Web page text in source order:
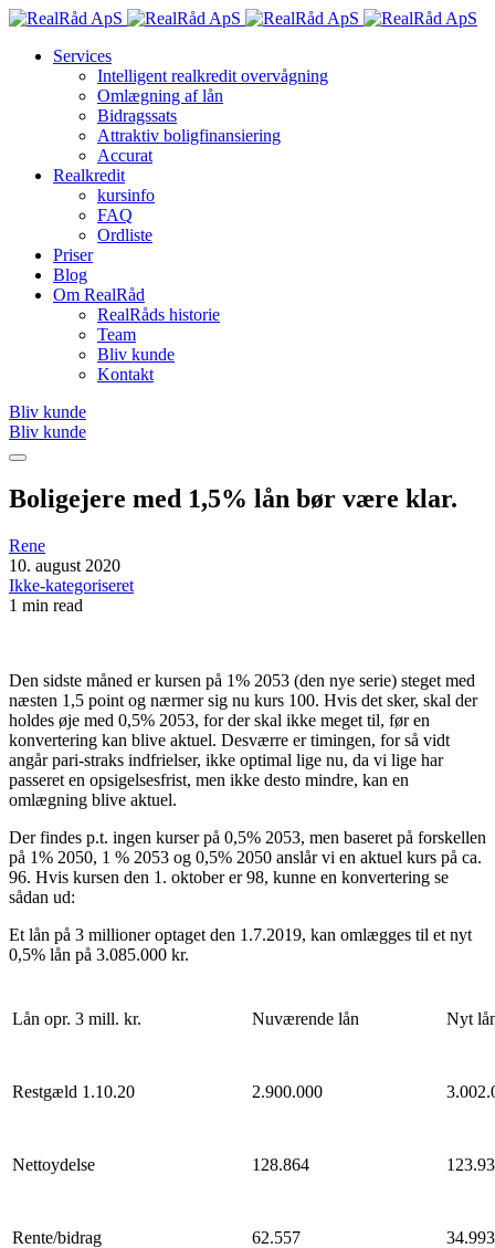
Services
Intelligent realkredit overvågning
Omlægning af lån
Bidragssats
Attraktiv boligfinansiering
Accurat
Realkredit
kursinfo
FAQ
Ordliste
Priser
Blog
Om RealRåd
RealRåds historie
Team
Bliv kunde
Kontakt
Bliv kunde
Bliv kunde
Boligejere med 1,5% lån bør være klar.
Rene
10. august 2020
Ikke-kategoriseret
1 min read
Den sidste måned er kursen på 1% 2053 (den nye serie) steget med
næsten 1,5 point og nærmer sig nu kurs 100. Hvis det sker, skal der
holdes øje med 0,5% 2053, for der skal ikke meget til, før en
konvertering kan blive aktuel. Desværre er timingen, for så vidt
angår pari-straks indfrielser, ikke optimal lige nu, da vi lige har
passeret en opsigelsesfrist, men ikke desto mindre, kan en
omlægning blive aktuel.
Der findes p.t. ingen kurser på 0,5% 2053, men baseret på forskellen
på 1% 2050, 1 % 2053 og 0,5% 2050 anslår vi en aktuel kurs på ca.
96. Hvis kursen den 1. oktober er 98, kunne en konvertering se
sådan ud:
Et lån på 3 millioner optaget den 1.7.2019, kan omlægges til et nyt
0,5% lån på 3.085.000 kr.
Lån opr. 3 mill. kr. Nuværende lån Nyt
Restgæld 1.10.20 2.900.000
Nettoydelse 128.864
Rente/bidrag 62.557 34.993